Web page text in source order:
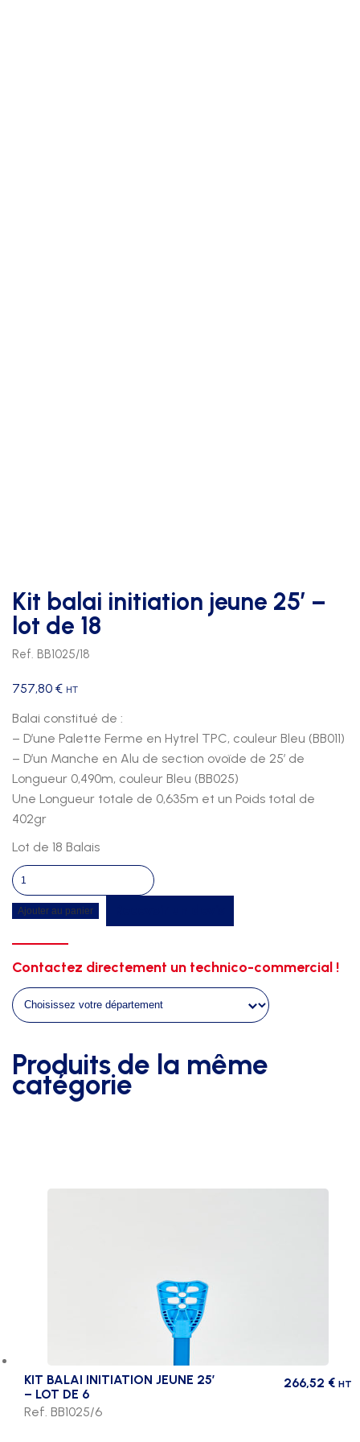
Kit balai initiation jeune 25′ –
lot de 18
Ref. BB1025/18
757,80 € HT
Balai constitué de :
– D’une Palette Ferme en Hytrel TPC, couleur Bleu (BB011)
– D’un Manche en Alu de section ovoïde de 25′ de
Longueur 0,490m, couleur Bleu (BB025)
Une Longueur totale de 0,635m et un Poids total de
402gr
Lot de 18 Balais
quantité
de
Kit
jeune
25'
-
de
18
Ajouter au panier
Contactez directement un technico-commercial !
Produits de la même
catégorie
KIT BALAI INITIATION JEUNE 25′
– LOT DE 6
266,52 € HT
Ref. BB1025/6